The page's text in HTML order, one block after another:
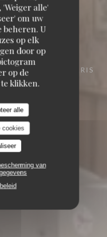
'Weiger alle'
om uw
beheren. U
op elk
door op
op de
klikken.
alle
cookies
van
75001 PARIS